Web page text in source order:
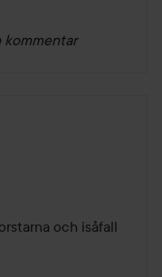
kommentar
och isåfall